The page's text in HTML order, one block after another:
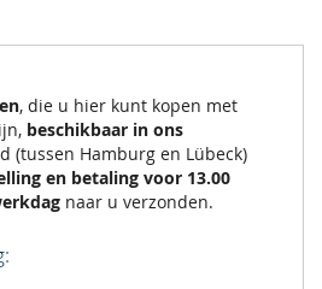
, die u hier kunt kopen met
beschikbaar in ons
(tussen Hamburg en Lübeck)
en betaling voor 13.00
naar u verzonden.